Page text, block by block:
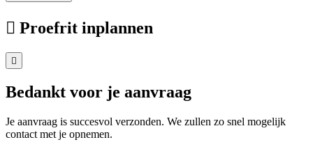
Proefrit inplannen
Bedankt voor je aanvraag
Je aanvraag is succesvol verzonden. We zullen zo snel mogelijk
contact met je opnemen.